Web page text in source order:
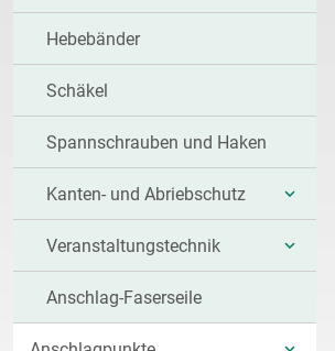
Hebebänder
Schäkel
Spannschrauben und Haken
Kanten- und Abriebschutz
Veranstaltungstechnik
Anschlag-Faserseile